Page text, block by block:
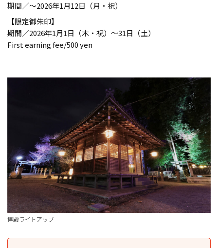
期間／〜2026年1月12日（月・祝）
【限定御朱印】
期間／2026年1月1日（木・祝）〜31日（土）
First earning fee/500 yen
拝殿ライトアップ